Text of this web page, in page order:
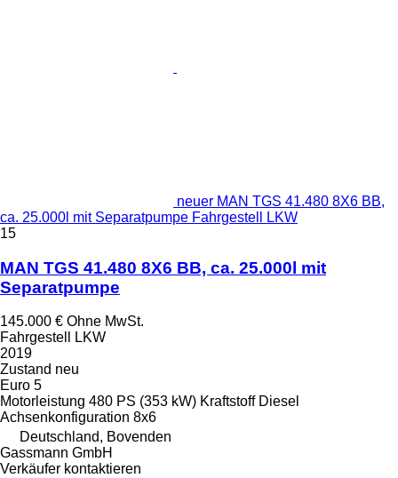
neuer MAN TGS 41.480 8X6 BB,
ca. 25.000l mit Separatpumpe Fahrgestell LKW
15
MAN TGS 41.480 8X6 BB, ca. 25.000l mit
Separatpumpe
145.000 € Ohne MwSt.
Fahrgestell LKW
2019
Zustand neu
Euro 5
Motorleistung 480 PS (353 kW) Kraftstoff Diesel
Achsenkonfiguration 8x6
Deutschland, Bovenden
Gassmann GmbH
Verkäufer kontaktieren